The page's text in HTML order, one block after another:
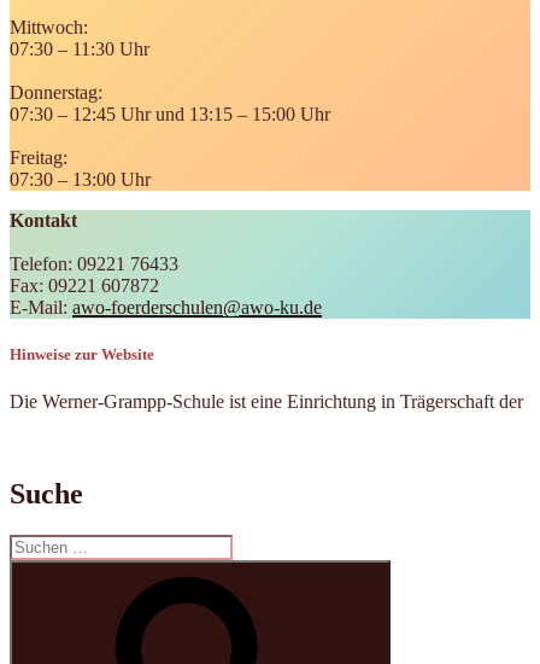
Mittwoch:
07:30 – 11:30 Uhr
Donnerstag:
07:30 – 12:45 Uhr und 13:15 – 15:00 Uhr
Freitag:
07:30 – 13:00 Uhr
Kontakt
Telefon: 09221 76433
Fax: 09221 607872
E-Mail: awo-foerderschulen@awo-ku.de
Hinweise zur Website
Die Werner-Grampp-Schule ist eine Einrichtung in Trägerschaft der
Suche
Suchen
nach: